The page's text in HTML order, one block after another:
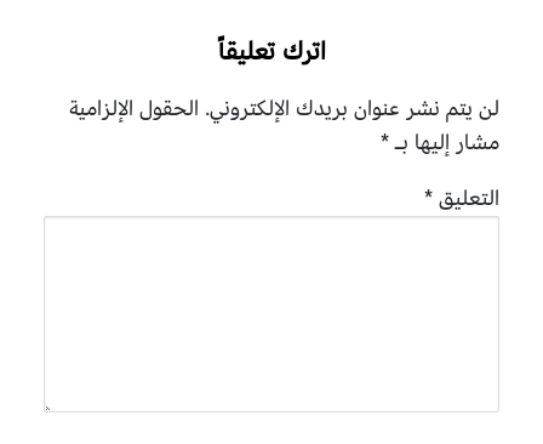
اترك تعليقاً
لن يتم نشر عنوان بريدك الإلكتروني. الحقول الإلزامية
مشار إليها بـ*
التعليق*